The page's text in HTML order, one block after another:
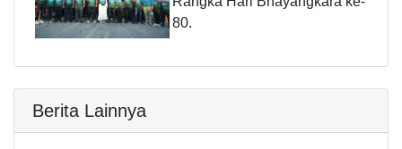
80.
Berita Lainnya